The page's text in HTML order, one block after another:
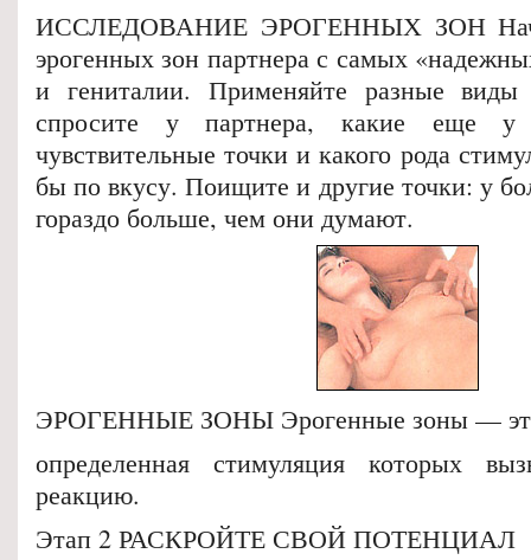
ИССЛЕДОВАНИЕ ЭРОГЕННЫХ ЗОН
эрогенных зон партнера с самых
и гениталии. Применяйте разные виды
спросите у партнера, какие еще у
чувствительные точки и какого рода
бы по вкусу. Поищите и другие точки: у
гораздо больше, чем они думают.
ЭРОГЕННЫЕ ЗОНЫ Эрогенные зоны — это
определенная стимуляция которых
реакцию.
Этап 2 РАСКРОЙТЕ СВОЙ ПОТЕНЦИАЛ